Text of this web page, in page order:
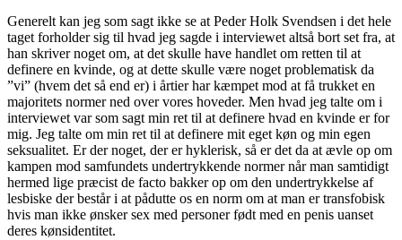
Generelt kan jeg som sagt ikke se at Peder Holk Svendsen i det hele
taget forholder sig til hvad jeg sagde i interviewet altså bort set fra, at
han skriver noget om, at det skulle have handlet om retten til at
definere en kvinde, og at dette skulle være noget problematisk da
”vi” (hvem det så end er) i årtier har kæmpet mod at få trukket en
majoritets normer ned over vores hoveder. Men hvad jeg talte om i
interviewet var som sagt min ret til at definere hvad en kvinde er for
mig. Jeg talte om min ret til at definere mit eget køn og min egen
seksualitet. Er der noget, der er hyklerisk, så er det da at ævle op om
kampen mod samfundets undertrykkende normer når man samtidigt
hermed lige præcist de facto bakker op om den undertrykkelse af
lesbiske der består i at pådutte os en norm om at man er transfobisk
hvis man ikke ønsker sex med personer født med en penis uanset
deres kønsidentitet.